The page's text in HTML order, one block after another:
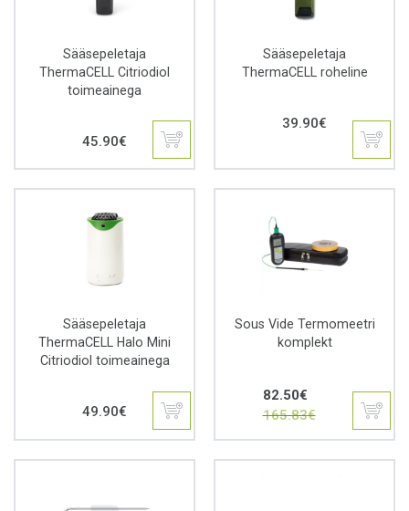
Sääsepeletaja
ThermaCELL Citriodiol
toimeainega
45.90€
Sääsepeletaja
ThermaCELL roheline
39.90€
Sääsepeletaja
ThermaCELL Halo Mini
Citriodiol toimeainega
49.90€
Sous Vide Termomeetri
komplekt
165.83€
Algne82.50€
Praegune